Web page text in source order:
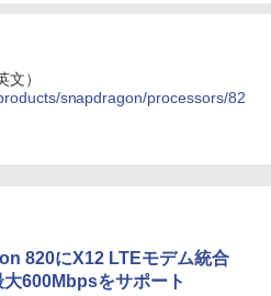
）
snapdragon/processors/82
820にX12 LTEモデム統合
600Mbpsをサポート